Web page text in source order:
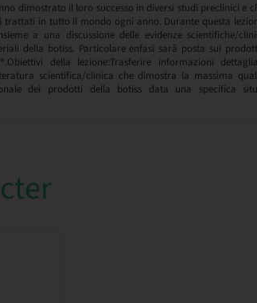
dimostrato il loro successo in diversi studi preclinici e
in tutto il mondo ogni anno. Durante questa
a una discussione delle evidenze scientifiche/
della botiss. Particolare enfasi sarà posta sui
della lezione:Trasferire informazioni
scientifica/clinica che dimostra la massima
dei prodotti della botiss data una specifica